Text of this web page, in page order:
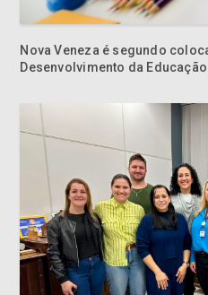
Desenvolvimento da Educação